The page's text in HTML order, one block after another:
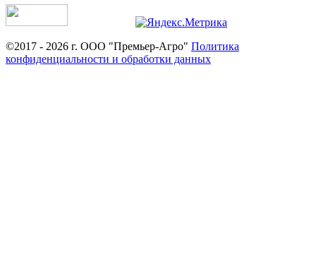
©2017 - 2026 г. ООО "Премьер-Агро" Политика
конфиденциальности и обработки данных